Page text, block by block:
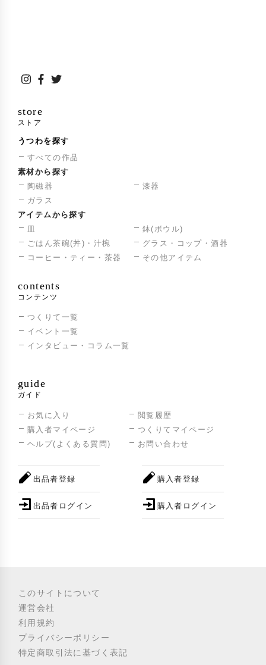
store
ストア
うつわを探す
すべての作品
素材から探す
陶磁器
漆器
ガラス
アイテムから探す
皿
鉢(ボウル)
ごはん茶碗(丼)・汁椀
グラス・コップ・酒器
コーヒー・ティー・茶器
その他アイテム
contents
コンテンツ
つくりて一覧
イベント一覧
インタビュー・コラム一覧
guide
ガイド
お気に入り
閲覧履歴
購入者マイページ
つくりてマイページ
ヘルプ(よくある質問)
お問い合わせ
出品者登録
出品者ログイン
購入者登録
購入者ログイン
このサイトについて
運営会社
利用規約
プライバシーポリシー
特定商取引法に基づく表記